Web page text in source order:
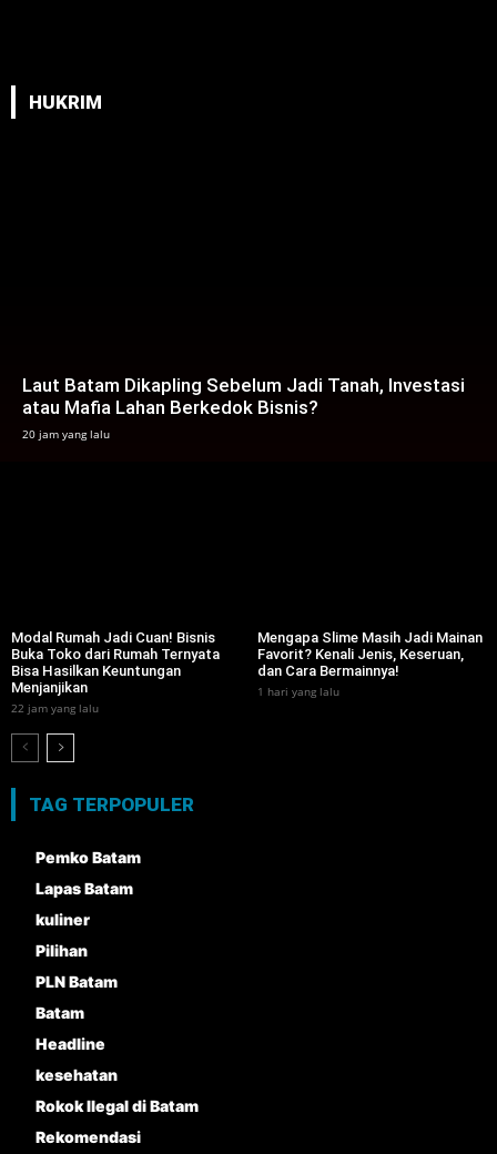
HUKRIM
‎Laut Batam Dikapling Sebelum Jadi Tanah, Investasi
atau Mafia Lahan Berkedok Bisnis?
20 jam yang lalu
Modal Rumah Jadi Cuan! Bisnis
Buka Toko dari Rumah Ternyata
Bisa Hasilkan Keuntungan
Menjanjikan
22 jam yang lalu
Mengapa Slime Masih Jadi Mainan
Favorit? Kenali Jenis, Keseruan,
dan Cara Bermainnya!
1 hari yang lalu
TAG TERPOPULER
Pemko Batam
Lapas Batam
kuliner
Pilihan
PLN Batam
Batam
Headline
kesehatan
Rokok Ilegal di Batam
Rekomendasi